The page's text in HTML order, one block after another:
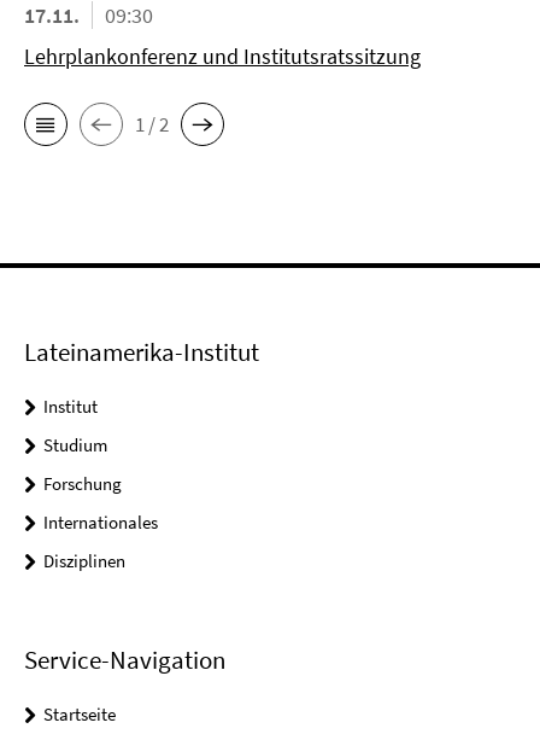
17.11.
09:30
Lehrplankonferenz und Institutsratssitzung
1 / 2
Lateinamerika-Institut
Institut
Studium
Forschung
Internationales
Disziplinen
Service-Navigation
Startseite